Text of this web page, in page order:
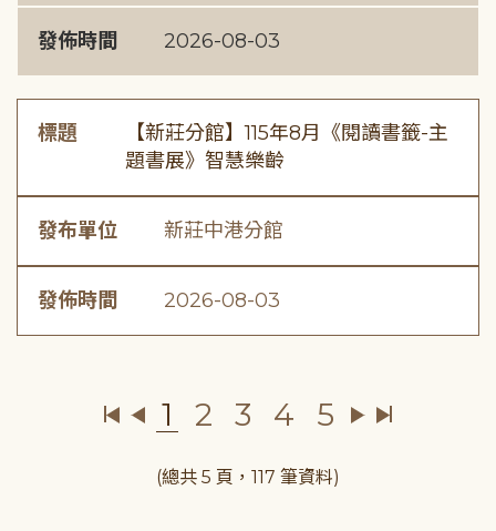
發佈時間 2026-08-03
標題
【新莊分館】115年8月《閱讀書籤-主
題書展》智慧樂齡
發布單位 新莊中港分館
發佈時間 2026-08-03
1 2 3 4 5
(總共 5 頁，117 筆資料)